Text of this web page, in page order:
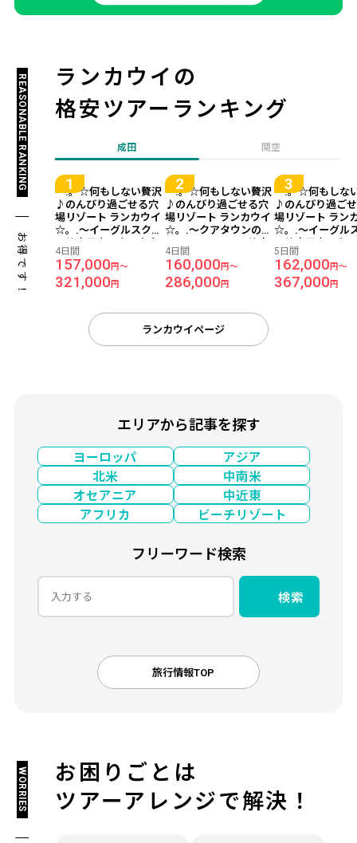
ランカウイの
格安ツアーランキング
REASONABLE RANKING
お得です！
成田 関空
～.。☆何もしない贅沢
♪のんびり過ごせる穴
場リゾート ランカウイ
☆。.～イーグルスクエ
ンでリーズナブルに滞
在『ランカウイ シービ
ュー ホテル』宿泊≪成
4日間
157,000円～
321,000円
～.。☆何もしない贅沢
♪のんびり過ごせる穴
場リゾート ランカウイ
☆。.～クアタウンのナ
圏内♪4ッ星ホテル『ベ
イビュー ホテル ランカ
ウイ』宿泊≪成田発/マ
4日間
160,000 円～
286,000 円
～.。☆何もしな
♪のんびり過ご
場リゾート ラン
☆。.～イーグル
ンでリーズナブ
在『ランカウイ
ュー ホテル』宿
5日間
162,000円～
367,000円
ランカウイページ
エリアから記事を探す
ヨーロッパ
アジア
北米
中南米
オセアニア
中近東
アフリカ
ビーチリゾート
フリーワード検索
検索
旅行情報TOP
お困りごとは
ツアーアレンジで解決！
WORRIES